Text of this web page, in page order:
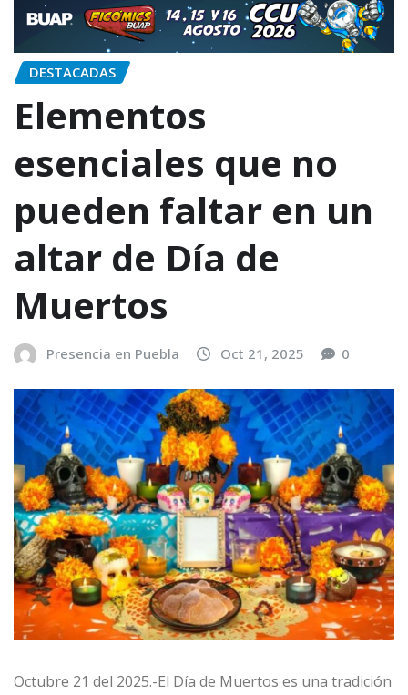
DESTACADAS
Elementos
esenciales que no
pueden faltar en un
altar de Día de
Muertos
Presencia en Puebla Oct 21, 2025 0
Octubre 21 del 2025.-El Día de Muertos es una tradición